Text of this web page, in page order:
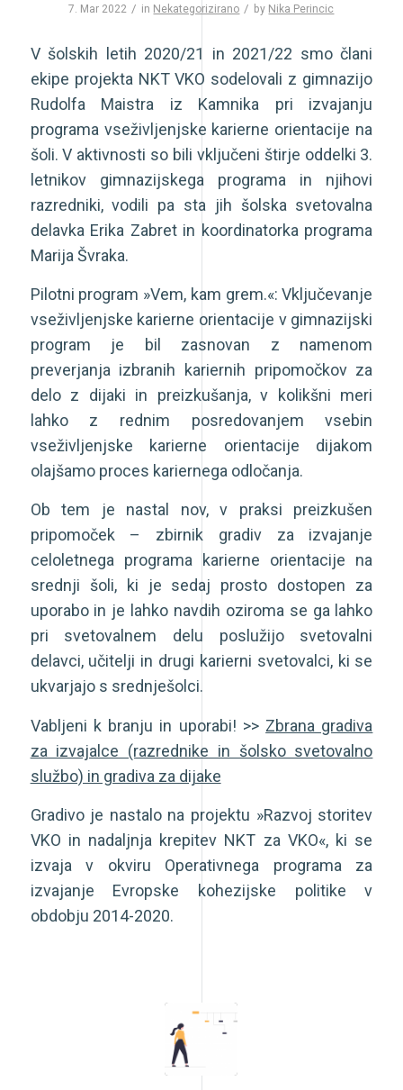
7. Mar 2022 / in Nekategorizirano / by Nika Perincic
V šolskih letih 2020/21 in 2021/22 smo člani
ekipe projekta NKT VKO sodelovali z gimnazijo
Rudolfa Maistra iz Kamnika pri izvajanju
programa vseživljenjske karierne orientacije na
šoli. V aktivnosti so bili vključeni štirje oddelki 3.
letnikov gimnazijskega programa in njihovi
razredniki, vodili pa sta jih šolska svetovalna
delavka Erika Zabret in koordinatorka programa
Marija Švraka.
Pilotni program »Vem, kam grem.«: Vključevanje
vseživljenjske karierne orientacije v gimnazijski
program je bil zasnovan z namenom
preverjanja izbranih kariernih pripomočkov za
delo z dijaki in preizkušanja, v kolikšni meri
lahko z rednim posredovanjem vsebin
vseživljenjske karierne orientacije dijakom
olajšamo proces kariernega odločanja.
Ob tem je nastal nov, v praksi preizkušen
pripomoček – zbirnik gradiv za izvajanje
celoletnega programa karierne orientacije na
srednji šoli, ki je sedaj prosto dostopen za
uporabo in je lahko navdih oziroma se ga lahko
pri svetovalnem delu poslužijo svetovalni
delavci, učitelji in drugi karierni svetovalci, ki se
ukvarjajo s srednješolci.
Vabljeni k branju in uporabi! >> Zbrana gradiva
za izvajalce (razrednike in šolsko svetovalno
službo) in gradiva za dijake
Gradivo je nastalo na projektu »Razvoj storitev
VKO in nadaljnja krepitev NKT za VKO«, ki se
izvaja v okviru Operativnega programa za
izvajanje Evropske kohezijske politike v
obdobju 2014-2020.